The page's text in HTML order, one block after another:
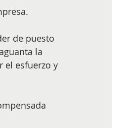
de puesto
la
el esfuerzo y